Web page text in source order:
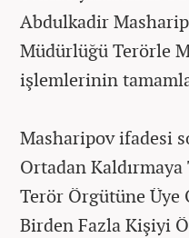
Abdulkadir
Müdürlüğü Terörle
işlemlerinin
Masharipov ifadesi
Ortadan Kaldırmaya
Terör Örgütüne
Birden Fazla Kişiyi